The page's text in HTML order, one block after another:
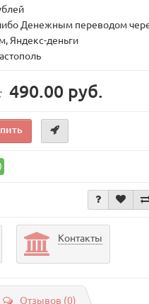
Денежным переводом
Яндекс-деньги
490.00 руб.
Контакты
Отзывов (0)